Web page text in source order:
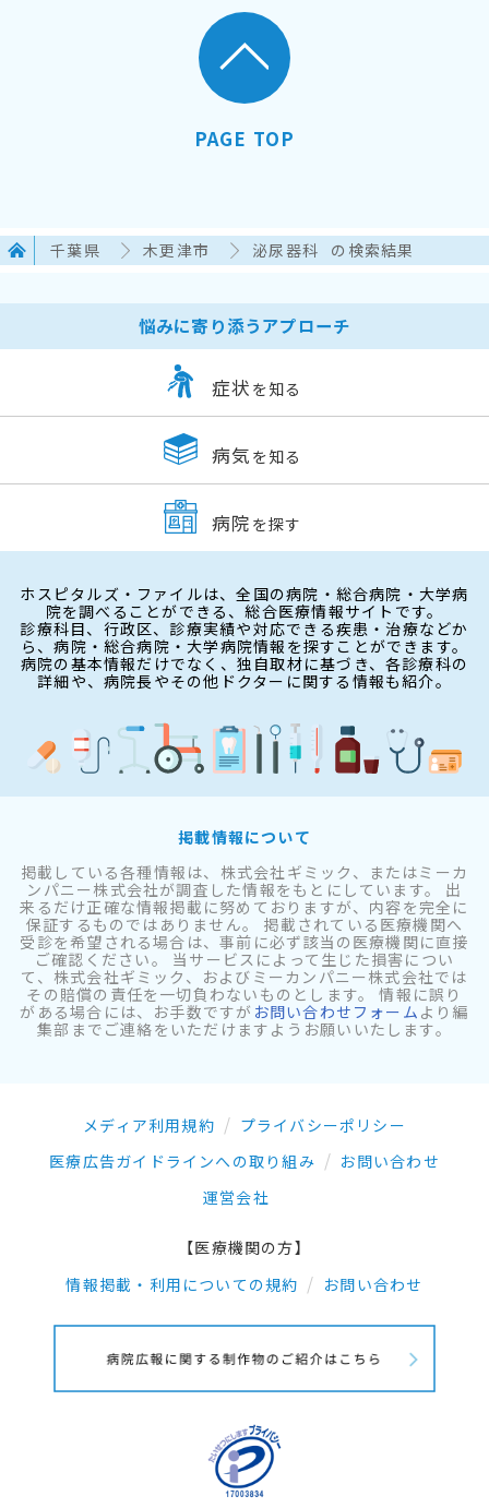
PAGE TOP
千葉県 木更津市 泌尿器科 の検索結果
悩みに寄り添うアプローチ
症状 を知る
病気 を知る
病院 を探す
ホスピタルズ・ファイルは、全国の病院・総合病院・大学病
院を調べることができる、総合医療情報サイトです。
診療科目、行政区、診療実績や対応できる疾患・治療などか
ら、病院・総合病院・大学病院情報を探すことができます。
病院の基本情報だけでなく、独自取材に基づき、各診療科の
詳細や、病院長やその他ドクターに関する情報も紹介。
掲載情報について
掲載している各種情報は、株式会社ギミック、またはミーカ
ンパニー株式会社が調査した情報をもとにしています。 出
来るだけ正確な情報掲載に努めておりますが、内容を完全に
保証するものではありません。 掲載されている医療機関へ
受診を希望される場合は、事前に必ず該当の医療機関に直接
ご確認ください。 当サービスによって生じた損害につい
て、株式会社ギミック、およびミーカンパニー株式会社では
その賠償の責任を一切負わないものとします。 情報に誤り
がある場合には、お手数ですが お問い合わせフォーム より編
集部までご連絡をいただけますようお願いいたします。
メディア利用規約
プライバシーポリシー
医療広告ガイドラインへの取り組み
お問い合わせ
運営会社
【医療機関の方】
情報掲載・利用についての規約
お問い合わせ